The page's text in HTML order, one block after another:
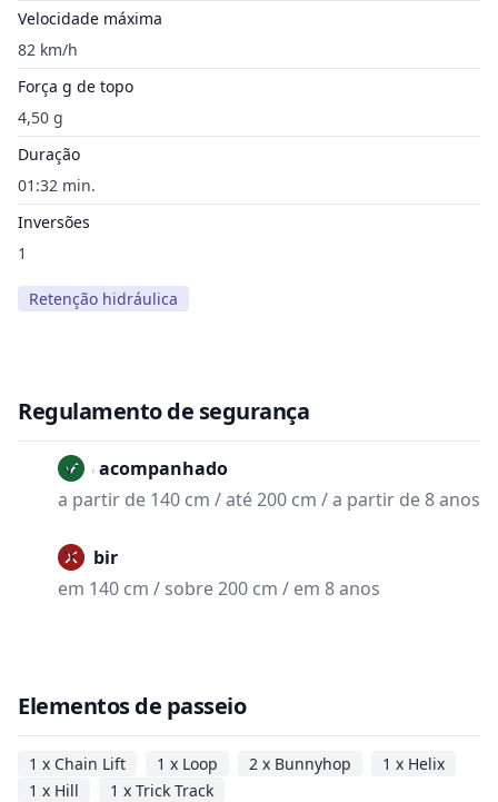
Velocidade máxima
82 km/h
Força g de topo
4,50 g
Duração
01:32 min.
Inversões
1
Retenção hidráulica
Regulamento de segurança
Não acompanhado
a partir de 140 cm / até 200 cm / a partir de 8 anos
Proibir
em 140 cm / sobre 200 cm / em 8 anos
Elementos de passeio
1 x Chain Lift 1 x Loop 2 x Bunnyhop
1 x Helix
1 x Hill
1 x Trick Track